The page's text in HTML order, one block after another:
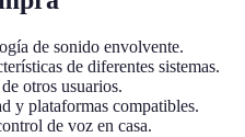
de sonido envolvente.
de diferentes sistemas.
otros usuarios.
y plataformas compatibles.
de voz en casa.